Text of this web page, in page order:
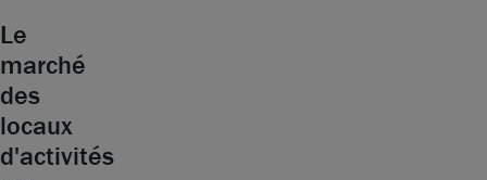
Le
marché
des
locaux
d'activités